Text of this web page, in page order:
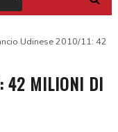
Udinese 2010/11: 42
42 MILIONI DI